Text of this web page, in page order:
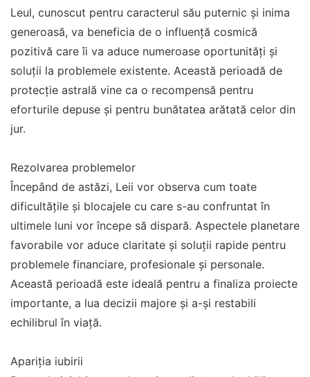
Leul, cunoscut pentru caracterul său puternic și inima
generoasă, va beneficia de o influență cosmică
pozitivă care îi va aduce numeroase oportunități și
soluții la problemele existente. Această perioadă de
protecție astrală vine ca o recompensă pentru
eforturile depuse și pentru bunătatea arătată celor din
jur.
Rezolvarea problemelor
Începând de astăzi, Leii vor observa cum toate
dificultățile și blocajele cu care s-au confruntat în
ultimele luni vor începe să dispară. Aspectele planetare
favorabile vor aduce claritate și soluții rapide pentru
problemele financiare, profesionale și personale.
Această perioadă este ideală pentru a finaliza proiecte
importante, a lua decizii majore și a-și restabili
echilibrul în viață.
Apariția iubirii